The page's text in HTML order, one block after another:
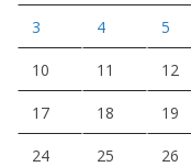
3 4 5
10 11 12
17 18 19
24 25 26